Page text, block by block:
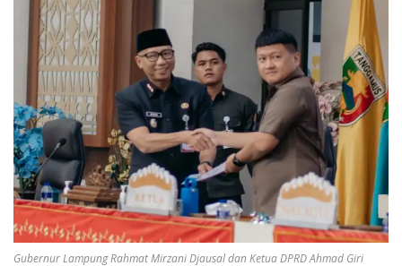
Gubernur Lampung Rahmat Mirzani Djausal dan Ketua DPRD Ahmad Giri